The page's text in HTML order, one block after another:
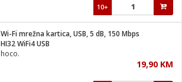
10+
Wi-Fi mrežna kartica, USB, 5 dB, 150 Mbps
HI32 WiFi4 USB
hoco.
19,90 KM